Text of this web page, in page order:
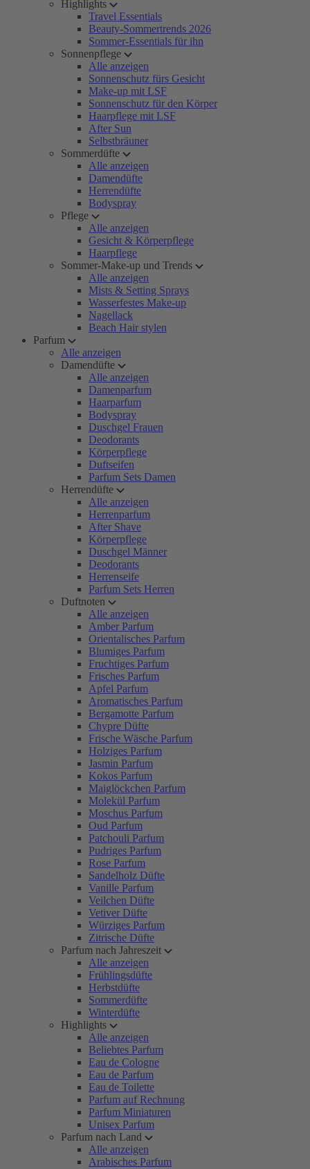
Highlights
Travel Essentials
Beauty-Sommertrends 2026
Sommer-Essentials für ihn
Sonnenpflege
Alle anzeigen
Sonnenschutz fürs Gesicht
Make-up mit LSF
Sonnenschutz für den Körper
Haarpflege mit LSF
After Sun
Selbstbräuner
Sommerdüfte
Alle anzeigen
Damendüfte
Herrendüfte
Bodyspray
Pflege
Alle anzeigen
Gesicht & Körperpflege
Haarpflege
Sommer-Make-up und Trends
Alle anzeigen
Mists & Setting Sprays
Wasserfestes Make-up
Nagellack
Beach Hair stylen
Parfum
Alle anzeigen
Damendüfte
Alle anzeigen
Damenparfum
Haarparfum
Bodyspray
Duschgel Frauen
Deodorants
Körperpflege
Duftseifen
Parfum Sets Damen
Herrendüfte
Alle anzeigen
Herrenparfum
After Shave
Körperpflege
Duschgel Männer
Deodorants
Herrenseife
Parfum Sets Herren
Duftnoten
Alle anzeigen
Amber Parfum
Orientalisches Parfum
Blumiges Parfum
Fruchtiges Parfum
Frisches Parfum
Apfel Parfum
Aromatisches Parfum
Bergamotte Parfum
Chypre Düfte
Frische Wäsche Parfum
Holziges Parfum
Jasmin Parfum
Kokos Parfum
Maiglöckchen Parfum
Molekül Parfum
Moschus Parfum
Oud Parfum
Patchouli Parfum
Pudriges Parfum
Rose Parfum
Sandelholz Düfte
Vanille Parfum
Veilchen Düfte
Vetiver Düfte
Würziges Parfum
Zitrische Düfte
Parfum nach Jahreszeit
Alle anzeigen
Frühlingsdüfte
Herbstdüfte
Sommerdüfte
Winterdüfte
Highlights
Alle anzeigen
Beliebtes Parfum
Eau de Cologne
Eau de Parfum
Eau de Toilette
Parfum auf Rechnung
Parfum Miniaturen
Unisex Parfum
Parfum nach Land
Alle anzeigen
Arabisches Parfum